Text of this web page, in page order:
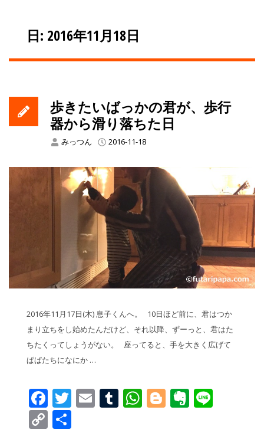
日: 2016年11月18日
歩きたいばっかの君が、歩行
器から滑り落ちた日
みっつん 2016-11-18
2016年11月17日(木) 息子くんへ。 10日ほど前に、君はつか
まり立ちをし始めたんだけど、それ以降、ずーっと、君はた
ちたくってしょうがない。 座ってると、手を大きく広げて
ぱぱたちになにか …
Facebook
Twitter
EmailTumblr
WhatsApp
Blogger
Copy